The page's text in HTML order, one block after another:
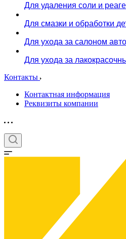
Для удаления соли и
Для смазки и обработки
Для ухода за салоном
Для ухода за
Контакты
Контактная информация
Реквизиты компании